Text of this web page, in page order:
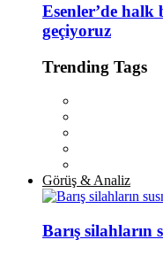
Esenler’de halk
geçiyoruz
Trending Tags
Görüş & Analiz
Barış silahların